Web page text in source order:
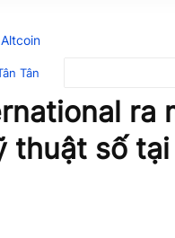
Altcoin
Tân
ra
thuật số